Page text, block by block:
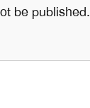
be published.